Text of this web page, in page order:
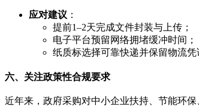
应对建议 ：
提前1–2天完成文件封装与上传；
电子平台预留网络拥堵缓冲时间；
纸质标选择可靠快递并保留物流凭
六、关注政策性合规要求
近年来，政府采购对中小企业扶持、节能环保